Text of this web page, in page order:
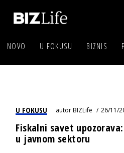
NOVO U FOKUSU BIZNIS
U FOKUSU autorBIZLife 26/11/
Fiskalni savet
u javnom sektoru